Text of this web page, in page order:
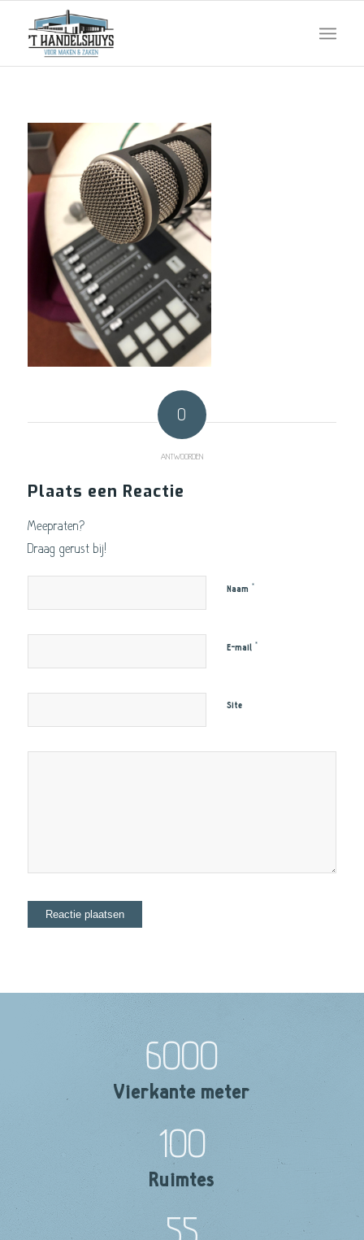
0
ANTWOORDEN
Plaats een Reactie
Meepraten?
Draag gerust bij!
Naam *
E-mail *
Site
6000
Vierkante meter
100
Ruimtes